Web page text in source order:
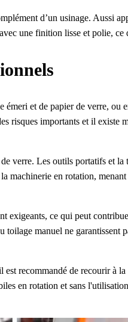
d’un usinage. Aussi
une finition lisse et polie,
et de papier de verre,
risques importants et il
verre. Les outils portatifs et
en rotation,
ce qui peut
manuel ne
recommandé de recourir à
en rotation et sans